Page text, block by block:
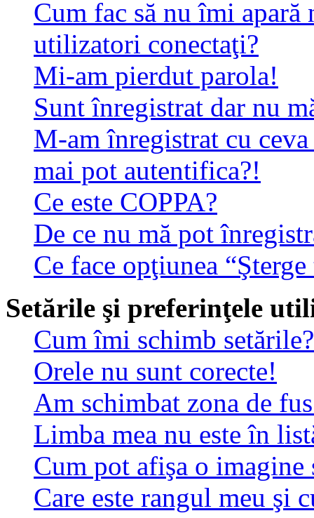
Cum fac să nu îmi
utilizatori conectaţi?
Mi-am pierdut parola!
Sunt înregistrat dar nu
M-am înregistrat cu
mai pot autentifica?!
Ce este COPPA?
De ce nu mă pot
Ce face opţiunea
Setările şi preferinţele
Cum îmi schimb setările?
Orele nu sunt corecte!
Am schimbat zona de
Limba mea nu este în
Cum pot afişa o
Care este rangul meu şi